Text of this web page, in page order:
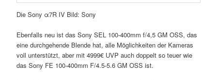
Die Sony α7R IV Bild: Sony
Ebenfalls neu ist das Sony SEL 100-400mm f/4,5 GM OSS, das
eine durchgehende Blende hat, alle Möglichkeiten der Kameras
voll unterstützt, aber mit 4999€ UVP auch doppelt so teuer wie
das Sony FE 100-400mm F/4.5-5.6 GM OSS ist.